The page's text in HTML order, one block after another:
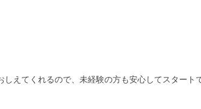
えてくれるので、未経験の方も安心してスタート